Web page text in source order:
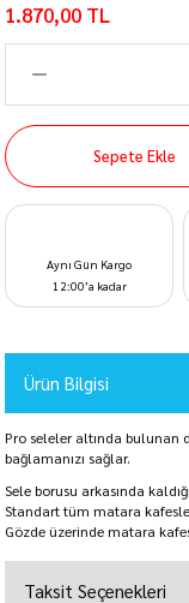
1.870,00 TL
Sepete Ekle
Aynı Gün Kargo
12:00’a kadar
Ürün Bilgisi
Pro seleler altında bulunan
bağlamanızı sağlar.
Sele borusu arkasında
Standart tüm matara
Gözde üzerinde matara
Taksit Seçenekleri